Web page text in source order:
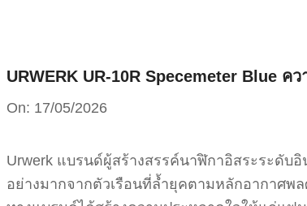
URWERK UR-10R Specemeter Blue
On: 17/05/2026
Urwerk แบรนด์ผู้สร้างสรรค์นาฬิกาอิสระระดับ
อย่างมากจากตัวเรือนที่ล้ำยุคตามหลักอากาศพ